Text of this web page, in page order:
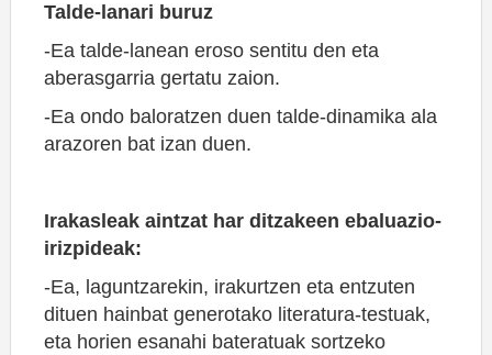
Talde-lanari buruz
-Ea talde-lanean eroso sentitu den eta
aberasgarria gertatu zaion.
-Ea ondo baloratzen duen talde-dinamika ala
arazoren bat izan duen.
Irakasleak aintzat har ditzakeen ebaluazio-
irizpideak:
-Ea, laguntzarekin, irakurtzen eta entzuten
dituen hainbat generotako literatura-testuak,
eta horien esanahi bateratuak sortzeko